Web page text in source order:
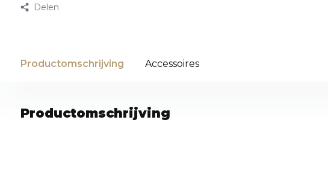
Delen
Productomschrijving Accessoires
Productomschrijving